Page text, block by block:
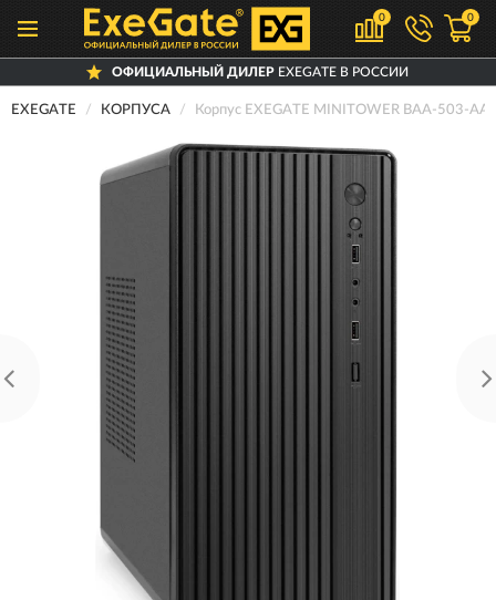
0 0
ОФИЦИАЛЬНЫЙ ДИЛЕРEXEGATE В РОССИИ
EXEGATE КОРПУСА Корпус EXEGATE MINITOWER BAA-503-